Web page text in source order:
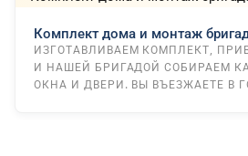
Комплект дома и монтаж
ИЗГОТАВЛИВАЕМ КОМПЛЕКТ,
И НАШЕЙ БРИГАДОЙ СОБИРАЕМ
ОКНА И ДВЕРИ. ВЫ ВЪЕЗЖАЕТЕ В